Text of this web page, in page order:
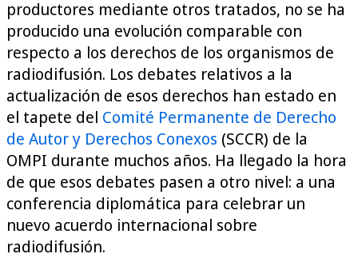
productores mediante otros tratados, no se ha
producido una evolución comparable con
respecto a los derechos de los organismos de
radiodifusión. Los debates relativos a la
actualización de esos derechos han estado en
el tapete del Comité Permanente de Derecho
de Autor y Derechos Conexos (SCCR) de la
OMPI durante muchos años. Ha llegado la hora
de que esos debates pasen a otro nivel: a una
conferencia diplomática para celebrar un
nuevo acuerdo internacional sobre
radiodifusión.